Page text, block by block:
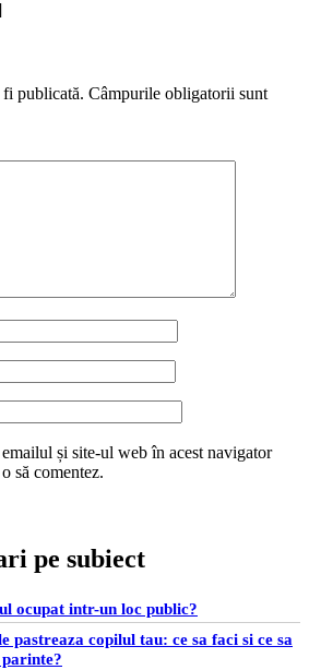
fi publicată. Câmpurile obligatorii sunt
și site-ul web în acest navigator
să comentez.
pe subiect
ocupat intr-un loc public?
pastreaza copilul tau: ce sa faci si ce sa